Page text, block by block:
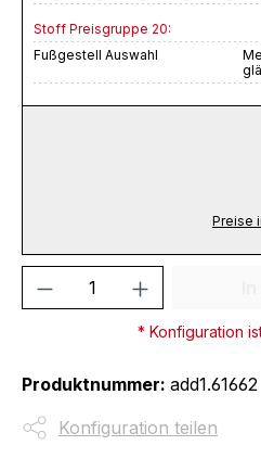
Stoff Preisgruppe 20:
Fußgestell Auswahl
Preise
Produkt Anzahl:
* Konfiguration
Produktnummer: add1.61662
Konfiguration teilen